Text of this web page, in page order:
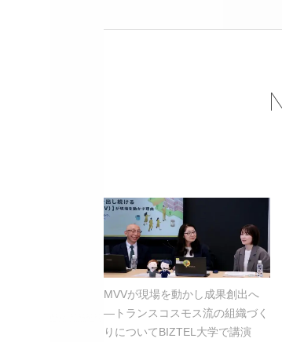
MVVが現場を動かし成果創出へ
―トランスコスモス流の組織づく
りについてBIZTEL大学で講演